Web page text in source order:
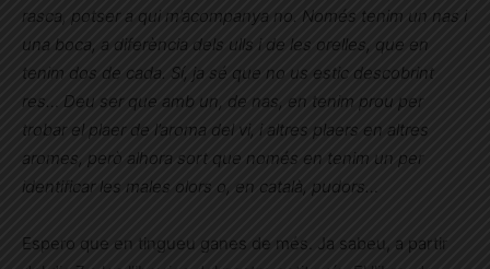
rasca, potser a qui m’acompanya no. Només tenim un nas i
una boca, a diferència dels ulls i de les orelles, que en
tenim dos de cada. Sí, ja sé que no us estic descobrint
res… Deu ser que amb un, de nas, en tenim prou per
trobar el plaer de l’aroma del vi, i altres plaers en altres
aromes, però alhora sort que només en tenim un per
identificar les males olors o, en català, pudors…
Espero que en tingueu ganes de més. Ja sabeu, a partir